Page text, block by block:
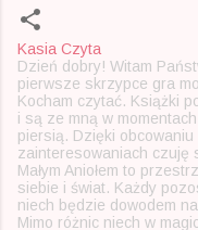
Kasia Czyta
Dzień dobry! Witam
pierwsze skrzypce gra
Kocham czytać. Książki
i są ze mną w
piersią. Dzięki
zainteresowaniach czuję
Małym Aniołem to
siebie i świat. Każdy
niech będzie dowodem
Mimo różnic niech w